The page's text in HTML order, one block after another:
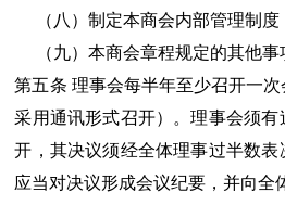
（八）制定本商会内部管理制度
（九）本商会章程规定的其他事
第五条 理事会每半年至少召开一
采用通讯形式召开）。理事会须
开，其决议须经全体理事过半数
应当对决议形成会议纪要，并向全